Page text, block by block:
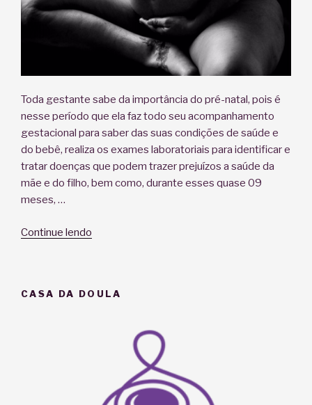
Toda gestante sabe da importância do pré-natal, pois é
nesse período que ela faz todo seu acompanhamento
gestacional para saber das suas condições de saúde e
do bebê, realiza os exames laboratoriais para identificar e
tratar doenças que podem trazer prejuízos a saúde da
mãe e do filho, bem como, durante esses quase 09
meses, …
Continue lendo
CASA DA DOULA